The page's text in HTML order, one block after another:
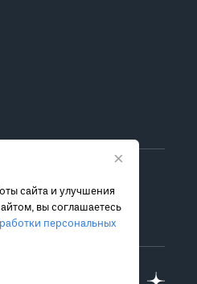
×
сайта и улучшения
вы соглашаетесь
персональных
консультацией к
обоснованное